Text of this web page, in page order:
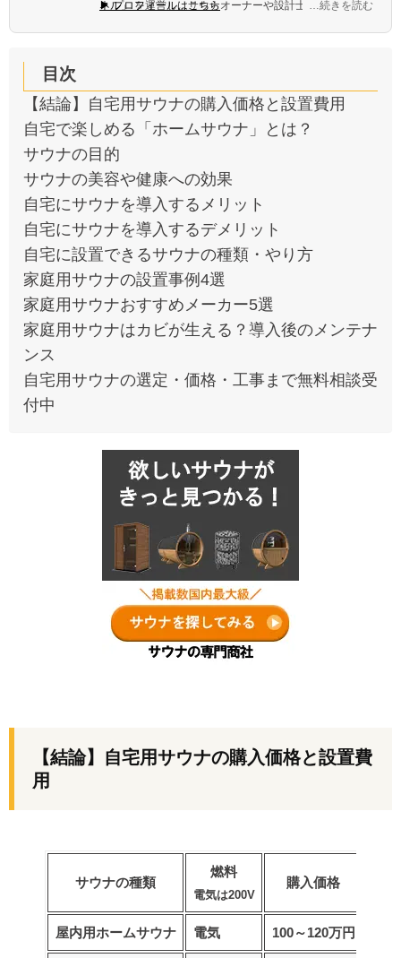
ネル」 を運営し、サウナオーナーや設計士の取材を続け
▶ プロフィールはこちら …続きを読む
目次
【結論】自宅用サウナの購入価格と設置費用
自宅で楽しめる「ホームサウナ」とは？
サウナの目的
サウナの美容や健康への効果
自宅にサウナを導入するメリット
自宅にサウナを導入するデメリット
自宅に設置できるサウナの種類・やり方
家庭用サウナの設置事例4選
家庭用サウナおすすめメーカー5選
家庭用サウナはカビが生える？導入後のメンテナ
ンス
自宅用サウナの選定・価格・工事まで無料相談受
付中
【結論】 自宅用サウナの購入価格と設置費
用
サウナの種類
燃料
電気は200V
購入価格
屋内用ホームサウナ 電気 100～120万円